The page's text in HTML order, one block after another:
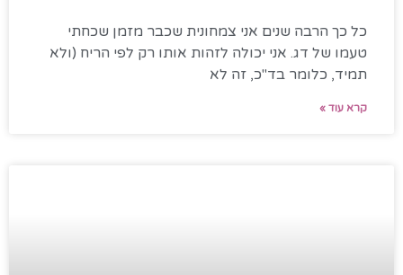
כל כך הרבה שנים אני צמחונית שכבר מזמן שכחתי
טעמו של דג. אני יכולה לזהות אותו רק לפי הריח (ולא
תמיד, כלומר בד"כ, זה לא
קרא עוד »